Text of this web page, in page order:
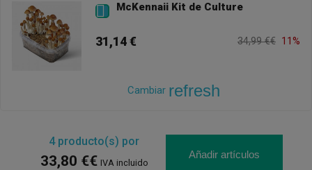
 McKennaii Kit de Culture
31,14 € 34,99 €€ 11%
Cambiar refresh
4producto(s) por
33,80 €€ IVA incluido
Añadir artículos